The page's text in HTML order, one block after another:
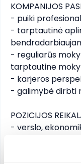
KOMPANIJOS
- puiki
- tarptautinė
- reguliarūs
tarptautine
- karjeros
- galimybė dirbti
POZICIJOS
- verslo,
- ne mažesnė